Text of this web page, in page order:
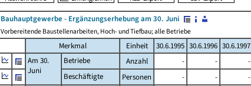
Bauhauptgewerbe - Ergänzungserhebung am 30. Juni
Vorbereitende Baustellenarbeiten, Hoch- und Tiefbau; alle Betriebe
Merkmal Einheit 30.6.1995 30.6.1996 30.6.1997
Am 30.
Juni
Betriebe Anzahl - - -
Beschäftigte
Personen - - -